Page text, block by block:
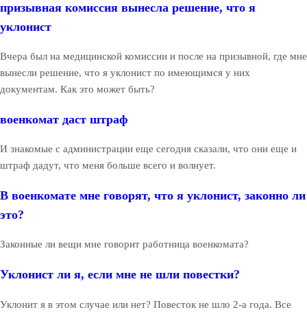
призывная комиссия вынесла решение, что я
уклонист
Вчера был на медицинской комиссии и после на призывной, где мне
вынесли решение, что я уклонист по имеющимся у них
документам. Как это может быть?
военкомат даст штраф
И знакомые с администрации еще сегодня сказали, что они еще и
штраф дадут, что меня больше всего и волнует.
В военкомате мне говорят, что я уклонист, законно ли
это?
Законные ли вещи мне говорит работница военкомата?
Уклонист ли я, если мне не шли повестки?
Уклонит я в этом случае или нет? Повесток не шло 2-а года. Все